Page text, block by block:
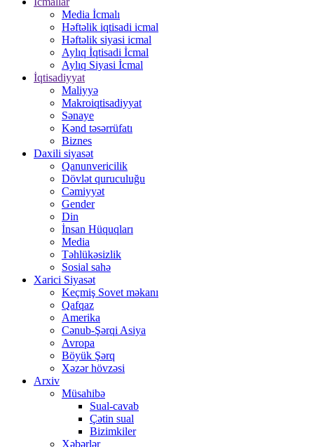
Media İcmalı
Həftəlik iqtisadi icmal
Həftəlik siyasi icmal
Aylıq İqtisadi İcmal
Aylıq Siyasi İcmal
İqtisadiyyat
Maliyyə
Makroiqtisadiyyat
Sənaye
Kənd təsərrüfatı
Biznes
Daxili siyasət
Qanunvericilik
Dövlət quruculuğu
Cəmiyyət
Gender
Din
İnsan Hüquqları
Media
Təhlükəsizlik
Sosial sahə
Xarici Siyasət
Keçmiş Sovet məkanı
Qafqaz
Amerika
Cənub-Şərqi Asiya
Avropa
Böyük Şərq
Xəzər hövzəsi
Arxiv
Müsahibə
Sual-cavab
Çətin sual
Bizimkiler
Xəbərlər